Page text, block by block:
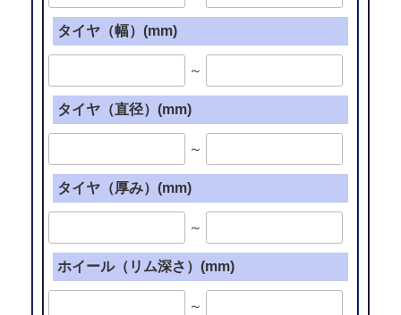
タイヤ（幅）(mm)
～
タイヤ（直径）(mm)
～
タイヤ（厚み）(mm)
～
ホイール（リム深さ）(mm)
～